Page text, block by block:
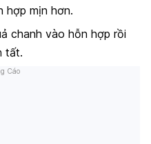
hợp mịn hơn.
chanh vào hỗn hợp rồi
tất.
Cáo